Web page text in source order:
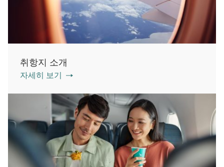
취항지 소개
자세히 보기